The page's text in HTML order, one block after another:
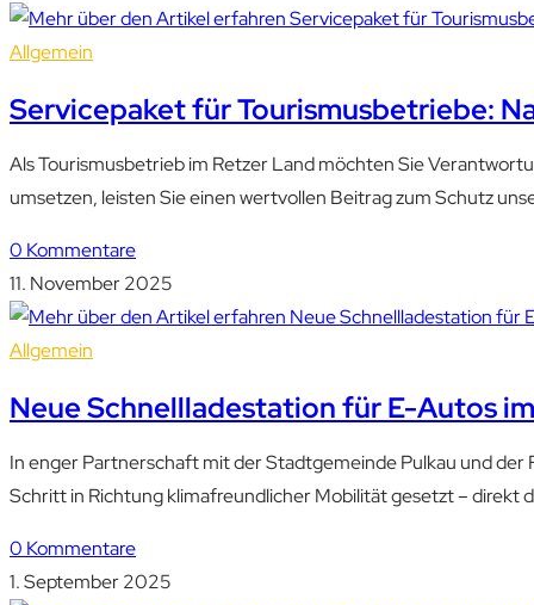
Allgemein
Servicepaket für Tourismusbetriebe:
Als Tourismusbetrieb im Retzer Land möchten Sie
umsetzen, leisten Sie einen wertvollen Beitrag zum Schutz
0 Kommentare
11. November 2025
Allgemein
Neue Schnellladestation für E-Autos
In enger Partnerschaft mit der Stadtgemeinde Pulkau und
Schritt in Richtung klimafreundlicher Mobilität gesetzt – direkt
0 Kommentare
1. September 2025